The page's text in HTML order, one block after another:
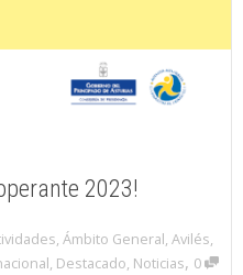
2023!
, Ámbito General, Avilés,
, Destacado, Noticias, 0